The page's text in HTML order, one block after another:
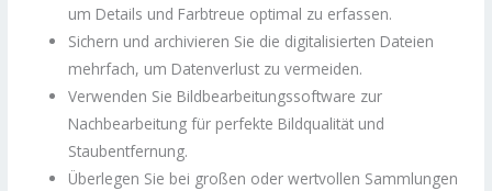
um Details und Farbtreue optimal zu erfassen.
Sichern und archivieren Sie die digitalisierten Dateien
mehrfach, um Datenverlust zu vermeiden.
Verwenden Sie Bildbearbeitungssoftware zur
Nachbearbeitung für perfekte Bildqualität und
Staubentfernung.
Überlegen Sie bei großen oder wertvollen Sammlungen